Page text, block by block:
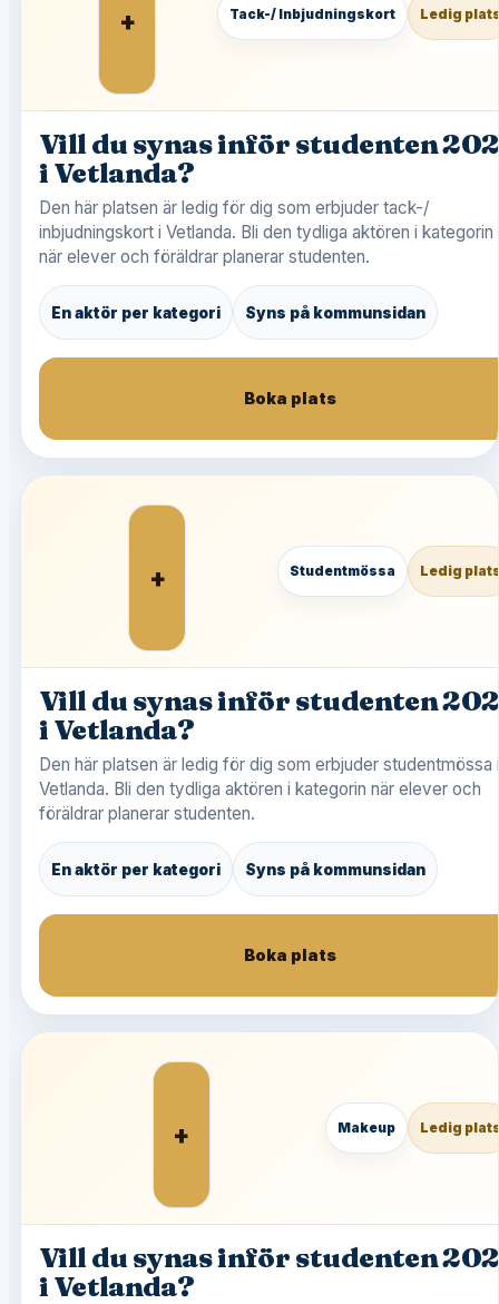
+ Tack-/ Inbjudningskort Ledig
Vill du synas inför studenten
i Vetlanda?
Den här platsen är ledig för dig som erbjuder tack-/
inbjudningskort i Vetlanda. Bli den tydliga aktören i kategorin
när elever och föräldrar planerar studenten.
En aktör per kategori Syns på kommunsidan
Boka plats
+ Studentmössa Ledig
Vill du synas inför studenten
i Vetlanda?
Den här platsen är ledig för dig som erbjuder studentmössa i
Vetlanda. Bli den tydliga aktören i kategorin när elever och
föräldrar planerar studenten.
En aktör per kategori Syns på kommunsidan
Boka plats
+ Makeup Ledig
Vill du synas inför studenten
i Vetlanda?